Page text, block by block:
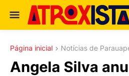
Página inicial Notícias de
Angela Silva